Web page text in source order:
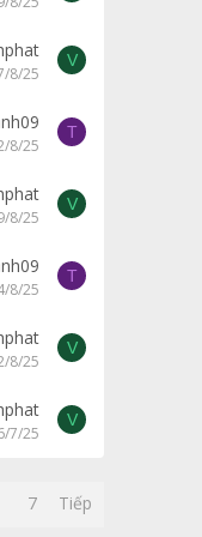
8/25
V
8/25
T
8/25
V
8/25
T
8/25
V
7/25
V
7 Tiếp